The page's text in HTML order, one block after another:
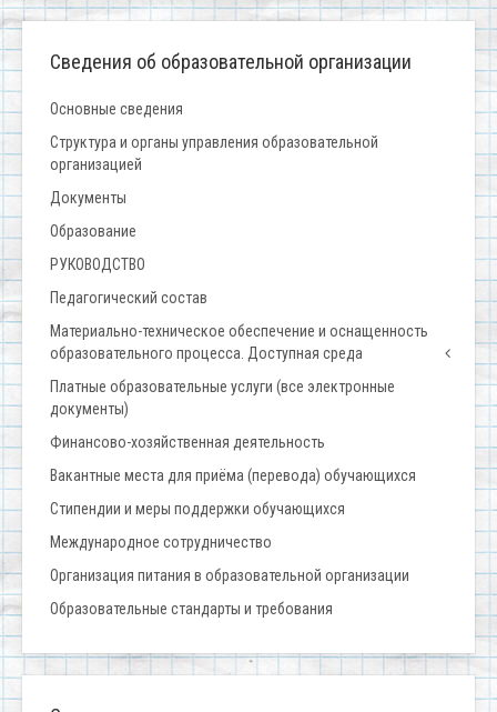
Сведения об образовательной организации
Основные сведения
Структура и органы управления образовательной
организацией
Документы
Образование
РУКОВОДСТВО
Педагогический состав
Материально-техническое обеспечение и оснащенность
образовательного процесса. Доступная среда
Платные образовательные услуги (все электронные
документы)
Финансово-хозяйственная деятельность
Вакантные места для приёма (перевода) обучающихся
Стипендии и меры поддержки обучающихся
Международное сотрудничество
Организация питания в образовательной организации
Образовательные стандарты и требования